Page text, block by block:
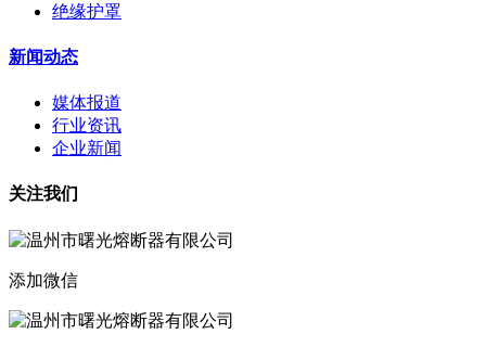
绝缘护罩
新闻动态
媒体报道
行业资讯
企业新闻
关注我们
添加微信